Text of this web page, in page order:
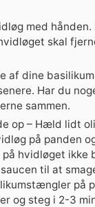
med
skal
af dine
Har du
sammen.
op – Hæld lidt
på panden
på hvidløget ikke
saucen til at
på
og steg i 2-3